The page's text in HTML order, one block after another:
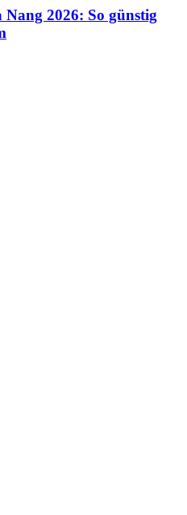
Nang 2026: So günstig